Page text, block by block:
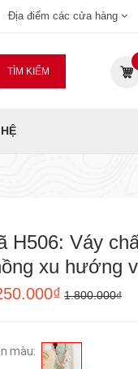
Địa điểm các cửa hàng
TÌM KIẾM
H506: Váy
xu hướng
1.800.000₫
màu: